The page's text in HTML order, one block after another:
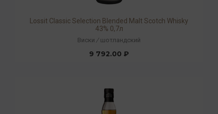
Lossit Classic Selection Blended Malt Scotch Whisky
43% 0,7л
Виски / шотландский
9 792.00 ₽